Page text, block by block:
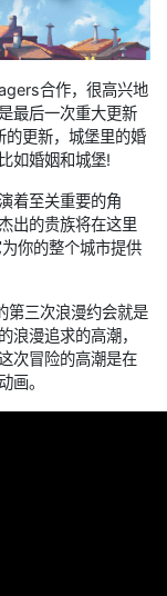
合作，很高兴地
最后一次重大更新
更新，城堡里的婚
如婚姻和城堡!
着至关重要的角
出的贵族将在这里
你的整个城市提供
第三次浪漫约会就是
浪漫追求的高潮，
次冒险的高潮是在
画。